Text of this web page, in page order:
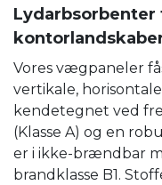
Vores vægpaneler
vertikale,
kendetegnet ved
(Klasse A) og en
er i ikke-brændbar
brandklasse B1.